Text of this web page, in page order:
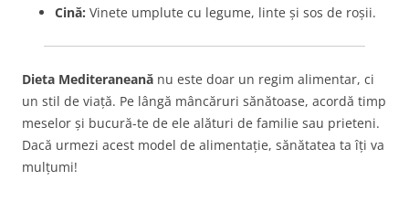
Cină: Vinete umplute cu legume, linte și sos de roșii.
Dieta Mediteraneană nu este doar un regim alimentar, ci
un stil de viață. Pe lângă mâncăruri sănătoase, acordă timp
meselor și bucură-te de ele alături de familie sau prieteni.
Dacă urmezi acest model de alimentație, sănătatea ta îți va
mulțumi!